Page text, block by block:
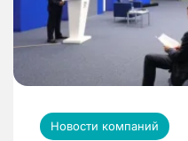
Новости компаний